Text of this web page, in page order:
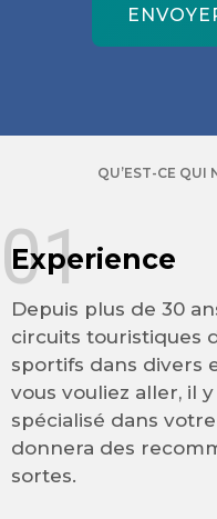
QU’EST-CE QUI
Experience
Depuis plus de 30
circuits touristiques
sportifs dans divers
vous vouliez aller, il
spécialisé dans
donnera des
sortes.
01